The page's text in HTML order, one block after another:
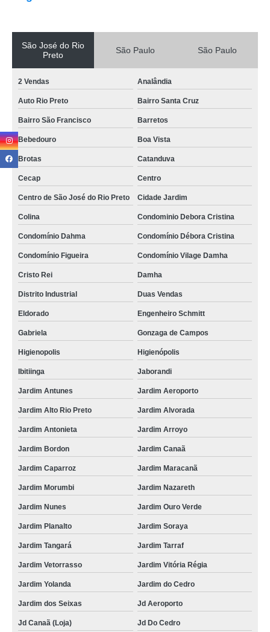
São José do Rio
Preto
São Paulo São Paulo
2 Vendas Analândia
Auto Rio Preto Bairro Santa Cruz
Bairro São Francisco Barretos
Bebedouro Boa Vista
Brotas Catanduva
Cecap Centro
Centro de São José do Rio Preto Cidade Jardim
Colina Condominio Debora Cristina
Condomínio Dahma Condomínio Débora Cristina
Condomínio Figueira Condomínio Vilage Damha
Cristo Rei Damha
Distrito Industrial Duas Vendas
Eldorado Engenheiro Schmitt
Gabriela Gonzaga de Campos
Higienopolis Higienópolis
Ibitiinga Jaborandi
Jardim Antunes Jardim Aeroporto
Jardim Alto Rio Preto Jardim Alvorada
Jardim Antonieta Jardim Arroyo
Jardim Bordon Jardim Canaã
Jardim Caparroz Jardim Maracanã
Jardim Morumbi Jardim Nazareth
Jardim Nunes Jardim Ouro Verde
Jardim Planalto Jardim Soraya
Jardim Tangará Jardim Tarraf
Jardim Vetorrasso Jardim Vitória Régia
Jardim Yolanda Jardim do Cedro
Jardim dos Seixas Jd Aeroporto
Jd Canaã (Loja) Jd Do Cedro